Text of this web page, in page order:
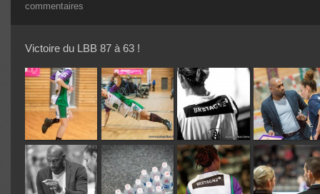
commentaires
Victoire du LBB 87 à 63 !